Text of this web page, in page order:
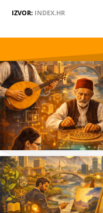
IZVOR: INDEX.HR